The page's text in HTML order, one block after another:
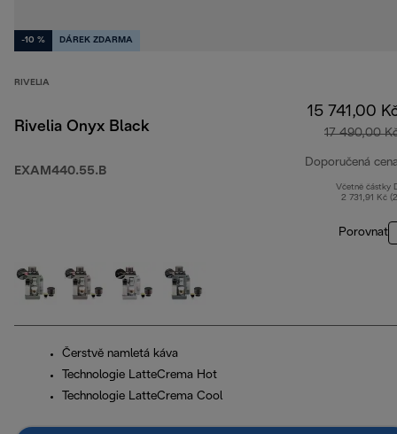
-10 % DÁREK ZDARMA
RIVELIA
Rivelia Onyx Black
EXAM440.55.B
15 741,00
17 490,00
Doporučená
Včetně částky
2 731,91 Kč
Porovnat
Čerstvě namletá káva
Technologie LatteCrema Hot
Technologie LatteCrema Cool